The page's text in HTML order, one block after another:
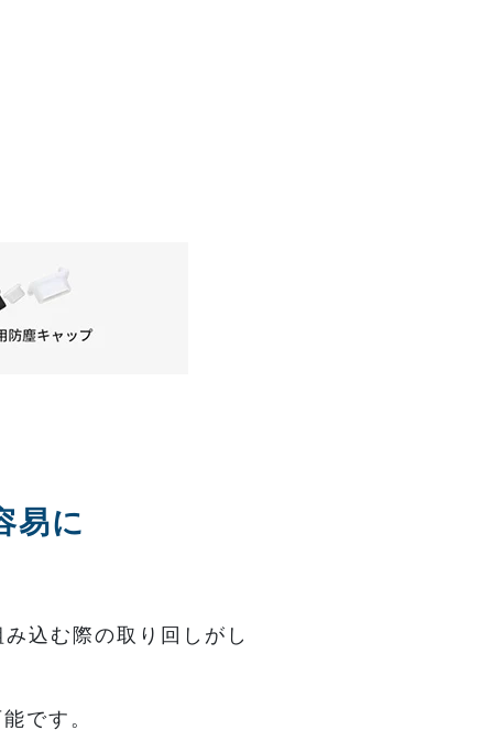
易に
込む際の取り回しがし
です。